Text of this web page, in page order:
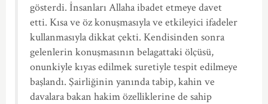
gösterdi. İnsanları Allaha ibadet etmeye davet
etti. Kısa ve öz konuşmasıyla ve etkileyici ifadeler
kullanmasıyla dikkat çekti. Kendisinden sonra
gelenlerin konuşmasının belagattaki ölçüsü,
onunkiyle kıyas edilmek suretiyle tespit edilmeye
başlandı. Şairliğinin yanında tabip, kahin ve
davalara bakan hakim özelliklerine de sahip